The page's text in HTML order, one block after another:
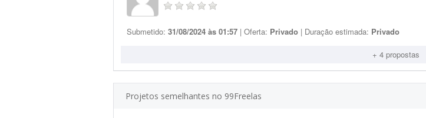
Submetido: 31/08/2024 às 01:57 | Oferta: Privado | Duração estimada: Privado
+ 4 propostas
Projetos semelhantes no 99Freelas